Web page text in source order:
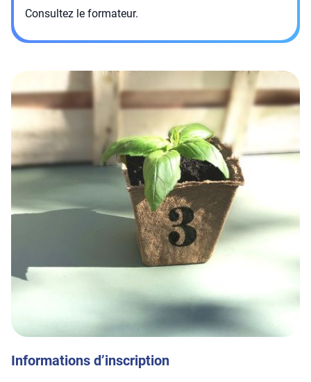
Consultez le formateur.
Informations d’inscription